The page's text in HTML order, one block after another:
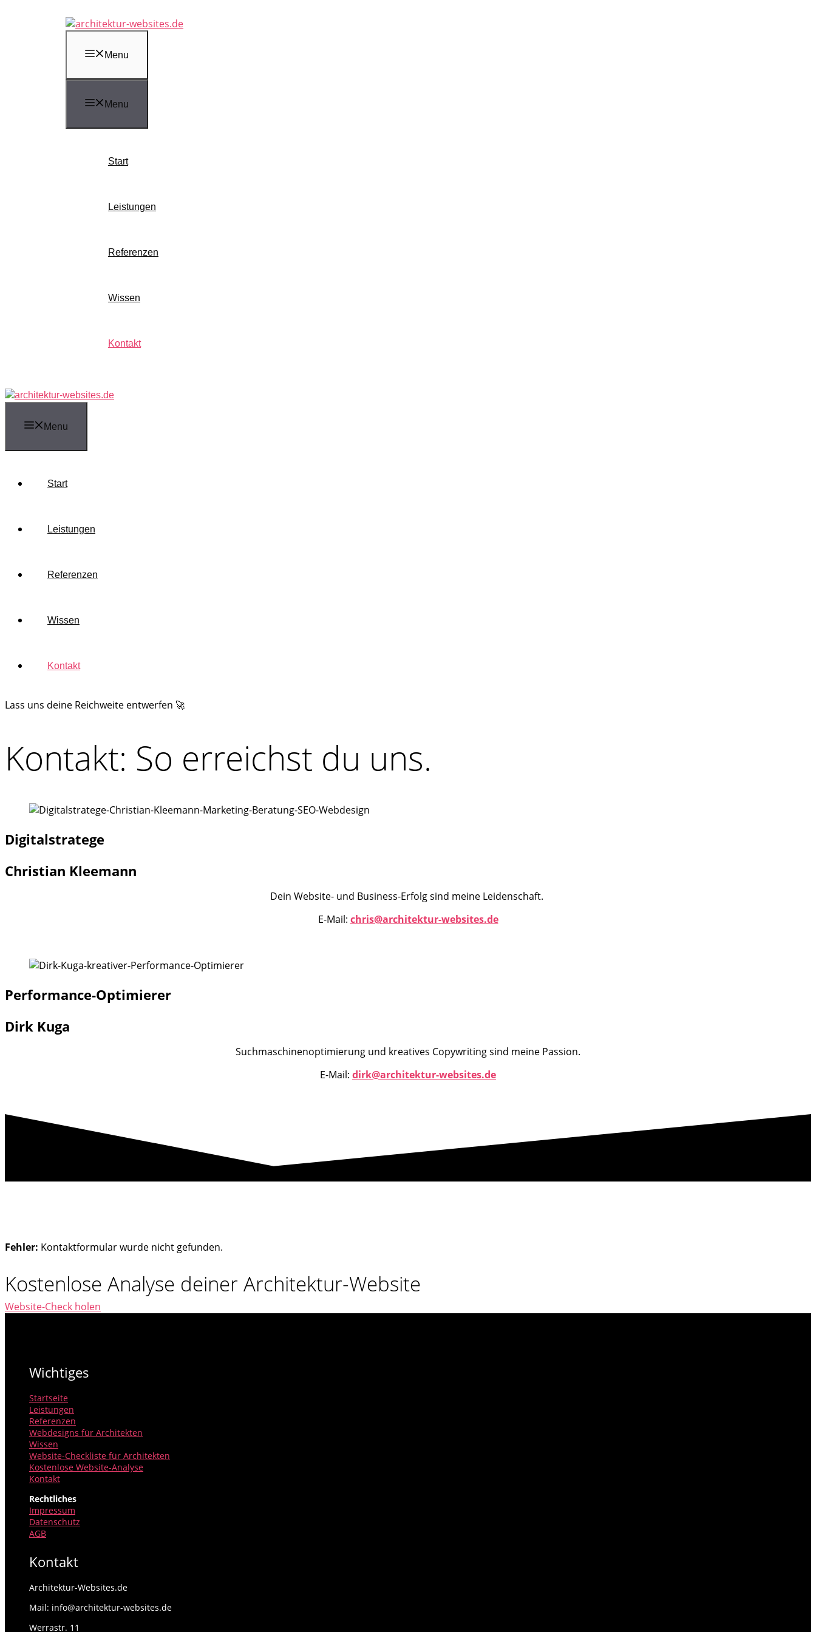
Menu
Menu
Start
Leistungen
Referenzen
Wissen
Kontakt
Menu
Start
Leistungen
Referenzen
Wissen
Kontakt
Lass uns deine Reichweite entwerfen 🚀
Kontakt: So erreichst du uns.
Digitalstratege
Christian Kleemann
Dein Website- und Business-Erfolg sind meine Leidenschaft.
E-Mail: chris@architektur-websites.de
Performance-Optimierer
Dirk Kuga
Suchmaschinenoptimierung und kreatives Copywriting sind meine Passion.
E-Mail: dirk@architektur-websites.de
Fehler: Kontaktformular wurde nicht gefunden.
Kostenlose Analyse deiner Architektur-Website
Website-Check holen
Wichtiges
Startseite
Leistungen
Referenzen
Webdesigns für Architekten
Wissen
Website-Checkliste für Architekten
Kostenlose Website-Analyse
Kontakt
Rechtliches
Impressum
Datenschutz
AGB
Kontakt
Architektur-Websites.de
Mail: info@architektur-websites.de
Werrastr. 11